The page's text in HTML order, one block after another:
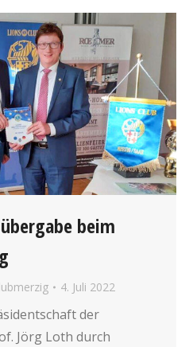
beim
4. Juli 2022
der
Jörg Loth durch